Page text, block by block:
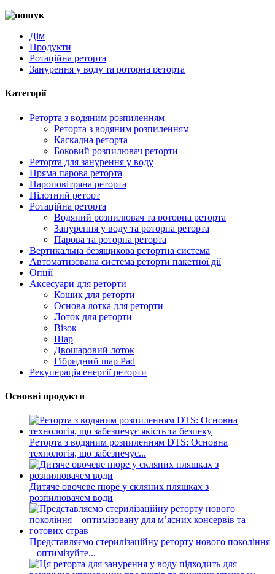
Дім
Продукти
Ротаційна реторта
Занурення у воду та роторна реторта
Категорії
Реторта з водяним розпиленням
Реторта з водяним розпиленням
Каскадна реторта
Боковий розпилювач реторти
Реторта для занурення у воду
Пряма парова реторта
Пароповітряна реторта
Пілотний реторт
Ротаційна реторта
Водяний розпилювач та роторна реторта
Занурення у воду та роторна реторта
Парова та роторна реторта
Вертикальна безящикова ретортна система
Автоматизована система реторти пакетної дії
Опції
Аксесуари для реторти
Кошик для реторти
Основа лотка для реторти
Лоток для реторти
Візок
Шар
Двошаровий лоток
Гібридний шар Pad
Рекуперація енергії реторти
Основні продукти
Реторта з водяним розпиленням DTS: Основна
технологія, що забезпечує...
Дитяче овочеве пюре у скляних пляшках з
розпилювачем води
Представляємо стерилізаційну реторту нового покоління
– оптимізуйте...